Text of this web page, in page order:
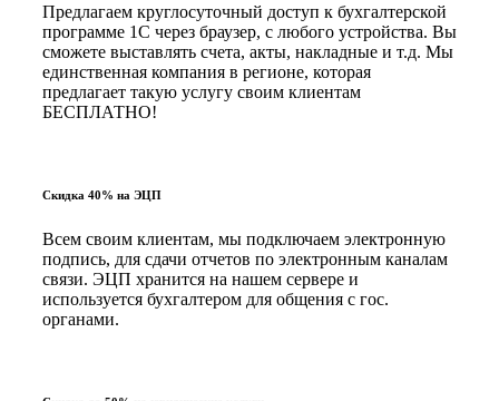
Предлагаем круглосуточный доступ к бухгалтерской
программе 1С через браузер, с любого устройства. Вы
сможете выставлять счета, акты, накладные и т.д. Мы
единственная компания в регионе, которая
предлагает такую услугу своим клиентам
БЕСПЛАТНО!
Скидка 40% на ЭЦП
Всем своим клиентам, мы подключаем электронную
подпись, для сдачи отчетов по электронным каналам
связи. ЭЦП хранится на нашем сервере и
используется бухгалтером для общения с гос.
органами.